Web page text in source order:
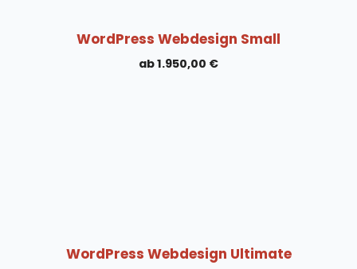
WordPress Webdesign Small
1.950,00 €
WordPress Webdesign Ultimate